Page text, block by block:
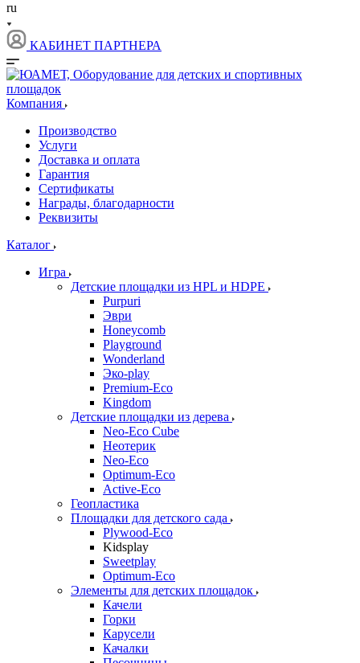
ru
КАБИНЕТ ПАРТНЕРА
Компания
Производство
Услуги
Доставка и оплата
Гарантия
Сертификаты
Награды, благодарности
Реквизиты
Каталог
Игра
Детские площадки из HPL и HDPE
Purpuri
Эври
Honeycomb
Playground
Wonderland
Эко-play
Premium-Eco
Kingdom
Детские площадки из дерева
Neo-Eco Cube
Неотерик
Neo-Eco
Оptimum-Еco
Active-Eco
Геопластика
Площадки для детского сада
Plywood-Eco
Kidsplay
Sweetplay
Оptimum-Еco
Элементы для детских площадок
Качели
Горки
Карусели
Качалки